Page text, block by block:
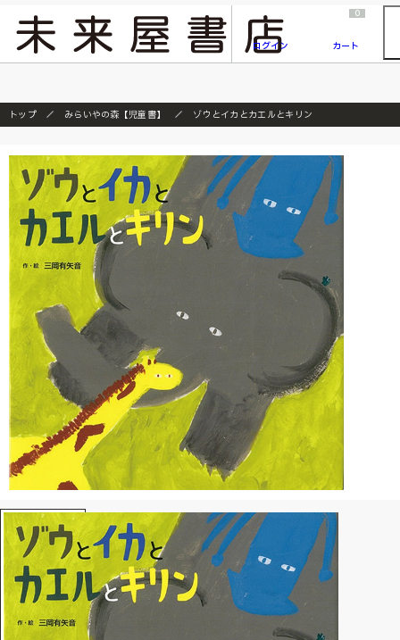
『ONE PIECE magazine 021 ONE PIECEカード付き同梱版』発売延期のご案内
ログイン
0
カート
トップ みらいやの森【児童書】 ゾウとイカとカエルとキリン